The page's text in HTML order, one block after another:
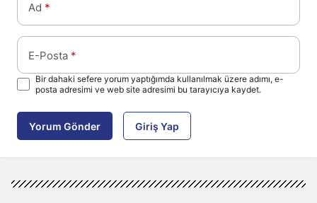
Ad *
E-Posta *
Bir dahaki sefere yorum yaptığımda kullanılmak üzere adımı, e-
posta adresimi ve web site adresimi bu tarayıcıya kaydet.
Yorum Gönder Giriş Yap